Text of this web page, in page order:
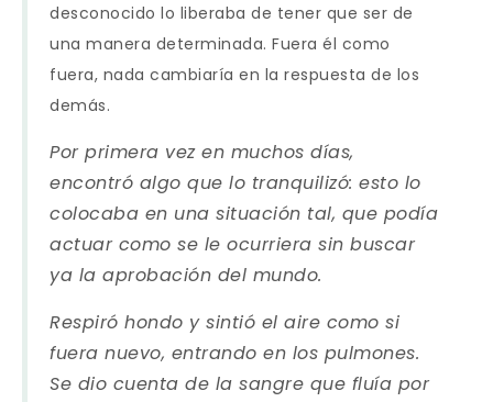
desconocido lo liberaba de tener que ser de
una manera determinada. Fuera él como
fuera, nada cambiaría en la respuesta de los
demás.
Por primera vez en muchos días,
encontró algo que lo tranquilizó: esto lo
colocaba en una situación tal, que podía
actuar como se le ocurriera sin buscar
ya la aprobación del mundo.
Respiró hondo y sintió el aire como si
fuera nuevo, entrando en los pulmones.
Se dio cuenta de la sangre que fluía por